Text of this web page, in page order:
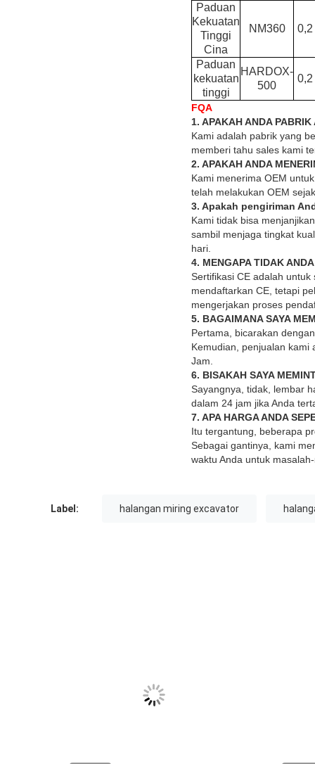
Paduan
Kekuatan
Tinggi
Cina
NM360 0,2
Paduan
kekuatan
tinggi
HARDOX-
500
0,2
FQA
1. APAKAH ANDA
Kami adalah pabrik yang
memberi tahu sales kami
2. APAKAH ANDA
Kami menerima OEM
telah melakukan OEM
3. Apakah pengiriman
Kami tidak bisa
sambil menjaga tingkat
hari.
4. MENGAPA TIDAK
Sertifikasi CE adalah
mendaftarkan CE, tetapi
mengerjakan proses
5. BAGAIMANA SAYA
Pertama, bicarakan
Kemudian, penjualan kami
Jam.
6. BISAKAH SAYA
Sayangnya, tidak, lembar
dalam 24 jam jika Anda
7. APA HARGA ANDA
Itu tergantung, beberapa
Sebagai gantinya, kami
waktu Anda untuk
Label: halangan miring excavator